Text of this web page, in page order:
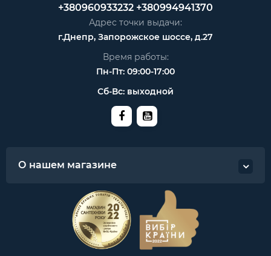
+380960933232 +380994941370
Адрес точки выдачи:
г.Днепр, Запорожское шоссе, д.27
Время работы:
Пн-Пт: 09:00-17:00
Сб-Вс: выходной
О нашем магазине